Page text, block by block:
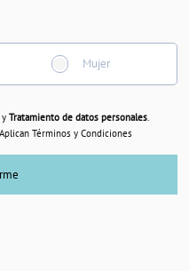
Mujer
Tratamiento de datos personales.
Términos y Condiciones